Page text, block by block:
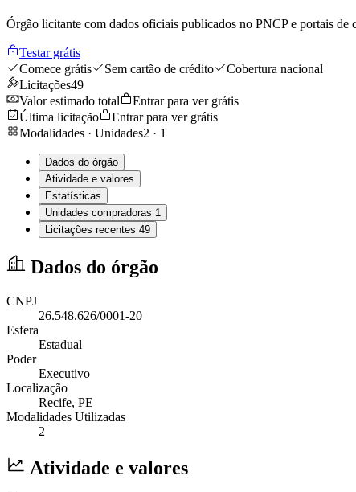
Órgão licitante com dados oficiais publicados no PNCP e portais de
Testar grátis
Comece grátis
Sem cartão de crédito
Cobertura nacional
Licitações49
Valor estimado total
Entrar para ver grátis
Última licitação
Entrar para ver grátis
Modalidades · Unidades2 · 1
Dados do órgão
Atividade e valores
Estatísticas
Unidades compradoras 1
Licitações recentes 49
Dados do órgão
CNPJ
26.548.626/0001-20
Esfera
Estadual
Poder
Executivo
Localização
Recife, PE
Modalidades Utilizadas
2
Atividade e valores